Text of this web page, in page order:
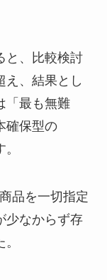
と、比較検討
え、結果とし
「最も無難
確保型の
品を一切指定
少なからず存